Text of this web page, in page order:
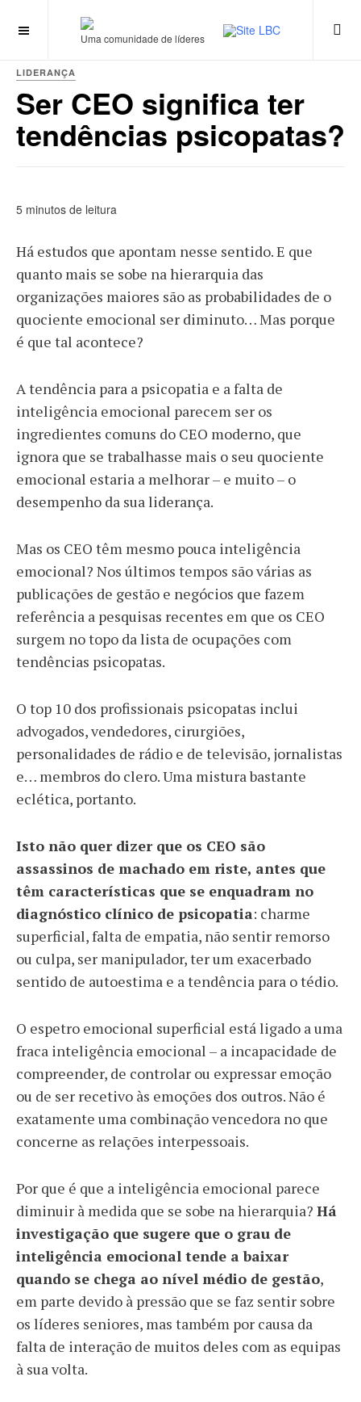
Uma comunidade de líderes
LIDERANÇA
Ser CEO significa ter
tendências psicopatas?
5 minutos de leitura
Há estudos que apontam nesse sentido. E que
quanto mais se sobe na hierarquia das
organizações maiores são as probabilidades de o
quociente emocional ser diminuto… Mas porque
é que tal acontece?
A tendência para a psicopatia e a falta de
inteligência emocional parecem ser os
ingredientes comuns do CEO moderno, que
ignora que se trabalhasse mais o seu quociente
emocional estaria a melhorar – e muito – o
desempenho da sua liderança.
Mas os CEO têm mesmo pouca inteligência
emocional? Nos últimos tempos são várias as
publicações de gestão e negócios que fazem
referência a pesquisas recentes em que os CEO
surgem no topo da lista de ocupações com
tendências psicopatas.
O top 10 dos profissionais psicopatas inclui
advogados, vendedores, cirurgiões,
personalidades de rádio e de televisão, jornalistas
e… membros do clero. Uma mistura bastante
eclética, portanto.
Isto não quer dizer que os CEO são
assassinos de machado em riste, antes que
têm características que se enquadram no
diagnóstico clínico de psicopatia: charme
superficial, falta de empatia, não sentir remorso
ou culpa, ser manipulador, ter um exacerbado
sentido de autoestima e a tendência para o tédio.
O espetro emocional superficial está ligado a uma
fraca inteligência emocional – a incapacidade de
compreender, de controlar ou expressar emoção
ou de ser recetivo às emoções dos outros. Não é
exatamente uma combinação vencedora no que
concerne as relações interpessoais.
Por que é que a inteligência emocional parece
diminuir à medida que se sobe na hierarquia? Há
investigação que sugere que o grau de
inteligência emocional tende a baixar
quando se chega ao nível médio de gestão,
em parte devido à pressão que se faz sentir sobre
os líderes seniores, mas também por causa da
falta de interação de muitos deles com as equipas
à sua volta.